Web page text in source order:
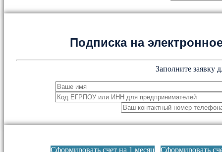
Подписка на
Заполните заявку
Сформировать счет на 1 месяц Сформировать